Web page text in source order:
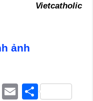
Vietcatholic
ảnh
Vi
E S